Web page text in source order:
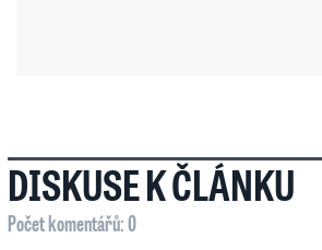
DISKUSE K ČLÁNKU
Počet komentářů: 0